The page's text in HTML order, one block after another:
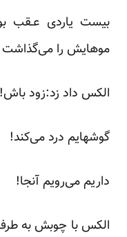
بیست یاردی عـقب
موهایش را می‌گذاشت‌
الکس داد زد:زود باش!
گوشهایم درد می‌کند!
داریم می‌رویم آنجا!
الکس‌ با‌ چوبش‌ به